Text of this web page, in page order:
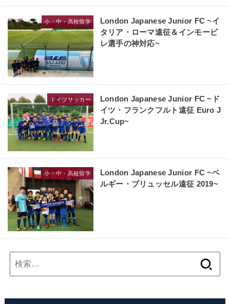
小・中・高校留学
London Japanese Junior FC ~イ
タリア・ローマ遠征＆インモービ
レ選手の神対応~
ドイツサッカー
London Japanese Junior FC ~ド
イツ・フランクフルト遠征 Euro J
Jr.Cup~
小・中・高校留学
London Japanese Junior FC ~ベ
ルギー・ブリュッセル遠征 2019~
索: